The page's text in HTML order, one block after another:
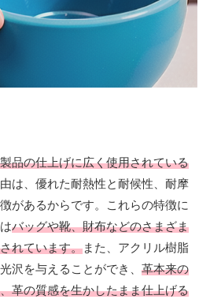
品の仕上げに広く使用されている
は、優れた耐熱性と耐候性、耐摩
があるからです。これらの特徴に
バッグや靴、財布などのさまざま
れています。また、アクリル樹脂
沢を与えることができ、 革本来の
革の質感を生かしたまま仕上げる